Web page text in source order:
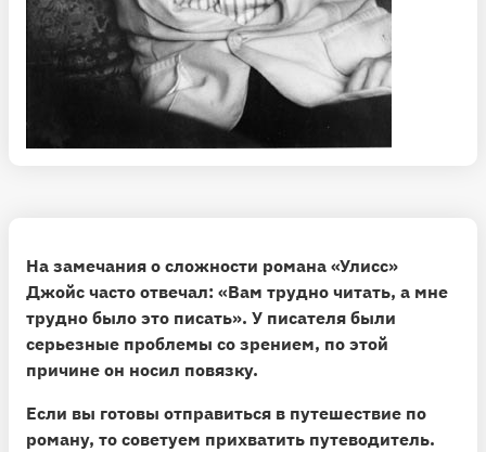
романе Джойса сказала так: «Улисс»
представляется мне сознательной, рассчитанной
непристойностью отчаявшегося человека,
который убежден, что если ему не хватает
воздуха, надо разбить все окна. Временами,
когда окно разбито, он великолепен. Но сколько
На замечания о сложности романа «Улисс»
Джойс часто отвечал: «Вам трудно читать, а мне
трудно было это писать». У писателя были
серьезные проблемы со зрением, по этой
причине он носил повязку.
Если вы готовы отправиться в путешествие по
роману, то советуем прихватить путеводитель.